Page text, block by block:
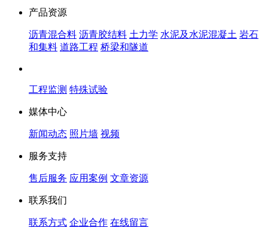
产品资源
沥青混合料 沥青胶结料 土力学 水泥及水泥混凝土 岩石
和集料 道路工程 桥梁和隧道
工程监测 特殊试验
媒体中心
新闻动态 照片墙 视频
服务支持
售后服务 应用案例 文章资源
联系我们
联系方式 企业合作 在线留言